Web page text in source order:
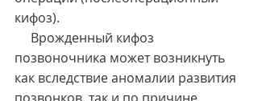
кифоз).
позвоночника может возникнуть
как вследствие аномалии развития